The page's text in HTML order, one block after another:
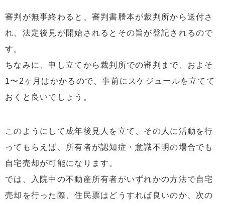
審判が無事終わると、審判書謄本が裁判所から送付さ
れ、法定後見が開始されるとその旨が登記されるので
す。
ちなみに、申し立てから裁判所での審判まで、およそ
1〜2ヶ月はかかるので、事前にスケジュールを立てて
おくと良いでしょう。
このようにして成年後見人を立て、その人に活動を行
ってもらえば、所有者が認知症・意識不明の場合でも
自宅売却が可能になります。
では、入院中の不動産所有者がいずれかの方法で自宅
売却を行った際、住民票はどうすれば良いのか、次の